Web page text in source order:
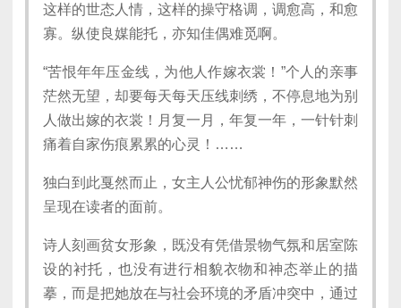
这样的世态人情，这样的操守格调，调愈高，和愈
寡。纵使良媒能托，亦知佳偶难觅啊。
“苦恨年年压金线，为他人作嫁衣裳！”个人的亲事
茫然无望，却要每天每天压线刺绣，不停息地为别
人做出嫁的衣裳！月复一月，年复一年，一针针刺
痛着自家伤痕累累的心灵！……
独白到此戛然而止，女主人公忧郁神伤的形象默然
呈现在读者的面前。
诗人刻画贫女形象，既没有凭借景物气氛和居室陈
设的衬托，也没有进行相貌衣物和神态举止的描
摹，而是把她放在与社会环境的矛盾冲突中，通过